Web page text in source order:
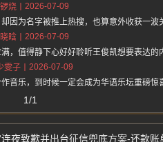
烧
2026-07-09
因为名字被推上热搜，也算意外收获一波
晗
2026-07-09
，值得静下心好好聆听王俊凯想要表达的
雯子
2026-07-09
音乐，到时候一定会成为华语乐坛重磅惊
1/1
夜致歉并出台征信兜底方案-还款账